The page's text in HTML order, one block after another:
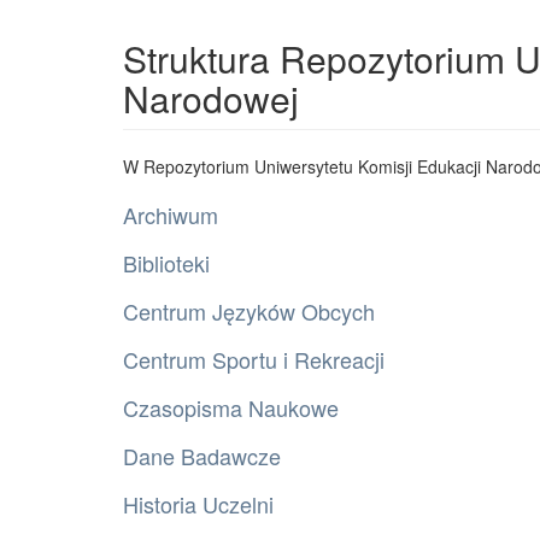
Struktura Repozytorium
Narodowej
W Repozytorium Uniwersytetu Komisji Edukacji
Archiwum
Biblioteki
Centrum Języków Obcych
Centrum Sportu i Rekreacji
Czasopisma Naukowe
Dane Badawcze
Historia Uczelni